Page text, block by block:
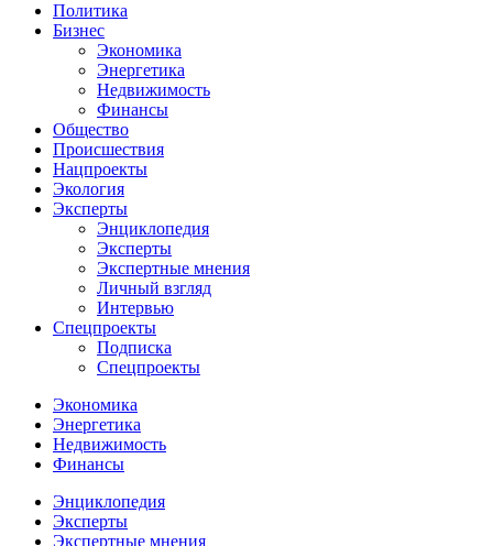
Политика
Бизнес
Экономика
Энергетика
Недвижимость
Финансы
Общество
Происшествия
Нацпроекты
Экология
Эксперты
Энциклопедия
Эксперты
Экспертные мнения
Личный взгляд
Интервью
Спецпроекты
Подписка
Спецпроекты
Экономика
Энергетика
Недвижимость
Финансы
Энциклопедия
Эксперты
Экспертные мнения